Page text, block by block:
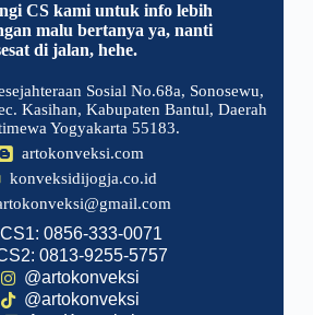
CS kami untuk info lebih
malu bertanya ya, nanti
di jalan, hehe.
Sosial No.68a, Sonosewu,
Kasihan, Kabupaten Bantul, Daerah
Yogyakarta 55183.
artokonveksi.com
konveksidijogja.co.id
CS1: 0856-333-0071
0813-9255-5757
@artokonveksi
@artokonveksi